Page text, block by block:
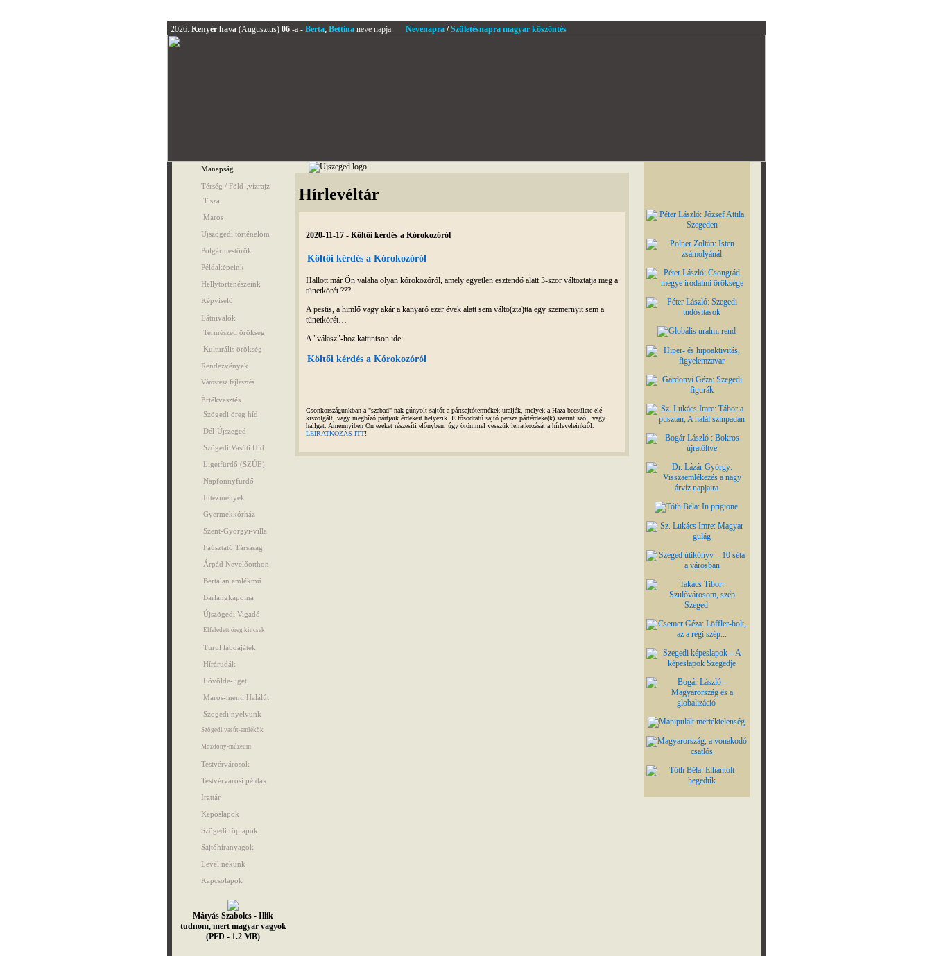
2026. Kenyér hava (Augusztus) 06.-a - Berta, Bettinaneve napja. Nevenapra/Születésnapra magyar köszöntés
Manapság
Térség / Föld-,vízrajz
Tisza
Maros
Ujszögedi történelöm
Polgármestörök
Példaképeink
Hellytörténészeink
Képviselő
Látnivalók
Természeti örökség
Kulturális örökség
Rendezvények
Városrész fejlesztés
Értékvesztés
Szögedi öreg híd
Dél-Újszeged
Szögedi Vasúti Híd
Ligetfürdő (SZÚE)
Napfonnyfürdő
Intézmények
Gyermekkórház
Szent-Györgyi-villa
Faúsztató Társaság
Árpád Nevelőotthon
Bertalan emlékmű
Barlangkápolna
Újszögedi Vigadó
Elfeledett öreg kincsek
Turul labdajáték
Hírárudák
Lövölde-liget
Maros-menti Halálút
Szögedi nyelvünk
Szögedi vasút-emlékök
Mozdony-múzeum
Testvérvárosok
Testvérvárosi példák
Irattár
Képöslapok
Szögedi röplapok
Sajtóhíranyagok
Levél nekünk
Kapcsolapok
Mátyás Szabolcs - Illik
tudnom, mert magyar vagyok
(PFD - 1.2 MB)
Hírlevéltár
2020-11-17 - Költői kérdés a Kórokozóról
Költői kérdés a Kórokozóról
Hallott már Ön valaha olyan kórokozóról, amely egyetlen esztendő alatt 3-szor változtatja meg a
tünetkörét ???
A pestis, a himlő vagy akár a kanyaró ezer évek alatt sem válto(zta)tta egy szemernyit sem a
tünetkörét…
A "válasz"-hoz kattintson ide:
Költői kérdés a Kórokozóról
Csonkországunkban a "szabad"-nak gúnyolt sajtót a pártsajtótermékek uralják, melyek a Haza becsülete elé
kiszolgált, vagy megbízó pártjaik érdekeit helyezik. E fősodratú sajtó persze pártérdeke(k) szerint szól, vagy
hallgat. Amennyiben Ön ezeket részesíti előnyben, úgy örömmel vesszük leiratkozását a hírleveleinkről.
LEIRATKOZÁS ITT!